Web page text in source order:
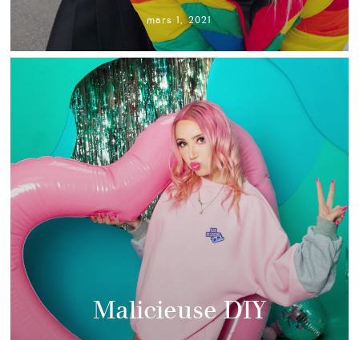
mars 1, 2021
Malicieuse DIY